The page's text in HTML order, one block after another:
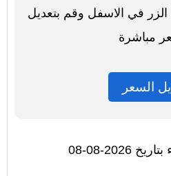
في الاسفل وقم بتعديل
مباشرة
السعر
08-08